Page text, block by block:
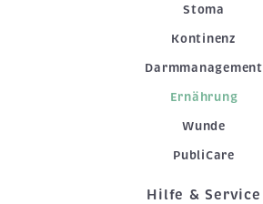
Stoma
Kontinenz
Darmmanagement
Ernährung
Wunde
PubliCare
Hilfe & Service